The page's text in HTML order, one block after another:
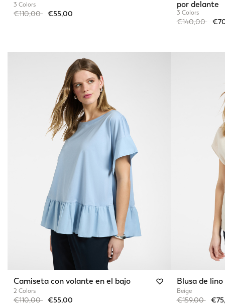
3 Colors
Price reduced from
€110,00to€55,00
por delante
3 Colors
Price reduced
€140,00to
Camiseta con volante en el bajo
2 Colors
Price reduced from
€110,00to€55,00
Blusa de
Beige
Price reduced
€159,00to